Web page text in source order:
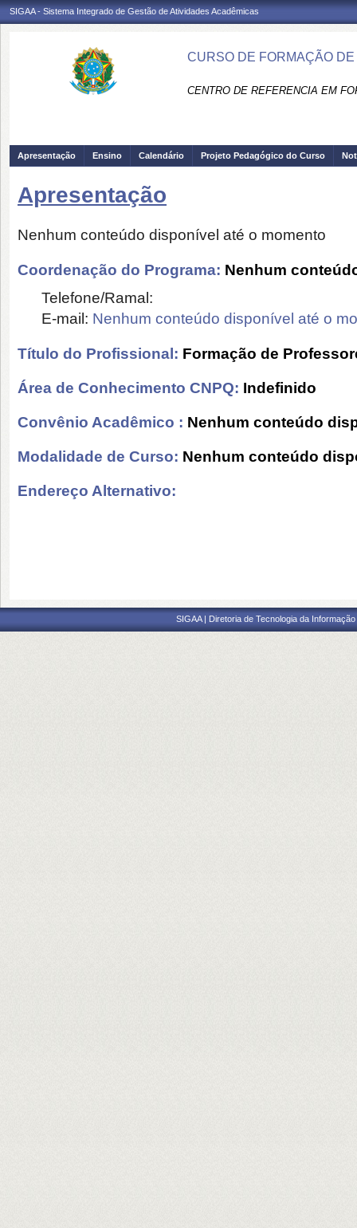
SIGAA - Sistema Integrado de Gestão de Atividades Acadêmicas
CURSO DE FORMAÇÃO
CENTRO DE REFERENCIA EM
Apresentação Ensino Calendário Projeto Pedagógico do Curso
Apresentação
Nenhum conteúdo disponível até o momento
Coordenação do Programa: Nenhum
Telefone/Ramal:
E-mail: Nenhum conteúdo disponível até o
Título do Profissional: Formação de
Área de Conhecimento CNPQ: Indefinido
Convênio Acadêmico : Nenhum conteúdo
Modalidade de Curso: Nenhum conteúdo
Endereço Alternativo:
SIGAA | Diretoria de Tecnologia da